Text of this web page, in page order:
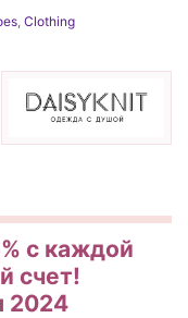
, Clothing
с каждой
счет!
2024